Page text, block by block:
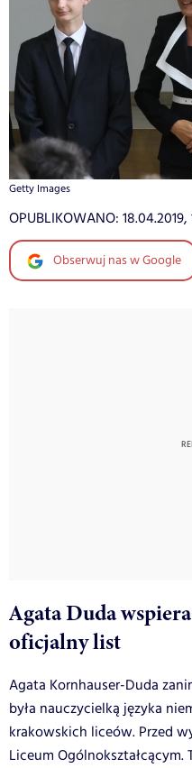
Getty Images
OPUBLIKOWANO: 18.04.2019,
Obserwuj nas w Google
Agata Duda
oficjalny list
Agata Kornhauser-Duda
była nauczycielką języka
krakowskich liceów. Przed
Liceum